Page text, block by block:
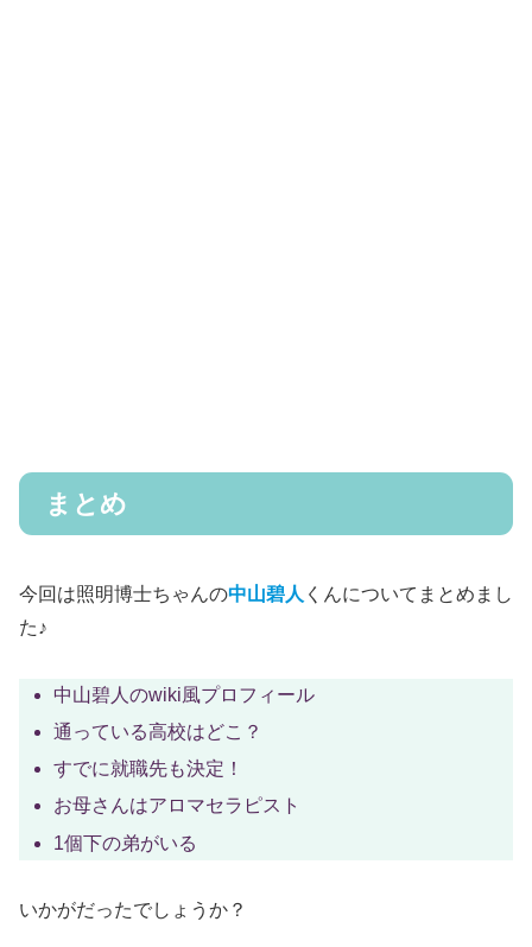
まとめ
今回は照明博士ちゃんの中山碧人 くんについてまとめまし
た♪
中山碧人のwiki風プロフィール
通っている高校はどこ？
すでに就職先も決定！
お母さんはアロマセラピスト
1個下の弟がいる
いかがだったでしょうか？